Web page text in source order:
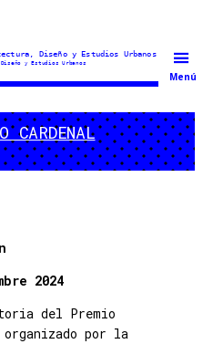
Menú
CARDENAL
2024
del Premio
organizado por la